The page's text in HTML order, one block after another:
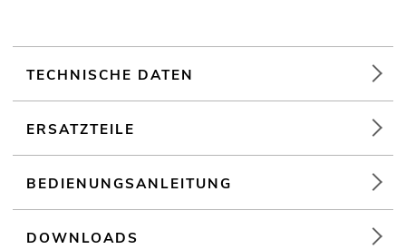
TECHNISCHE DATEN
ERSATZTEILE
BEDIENUNGSANLEITUNG
DOWNLOADS